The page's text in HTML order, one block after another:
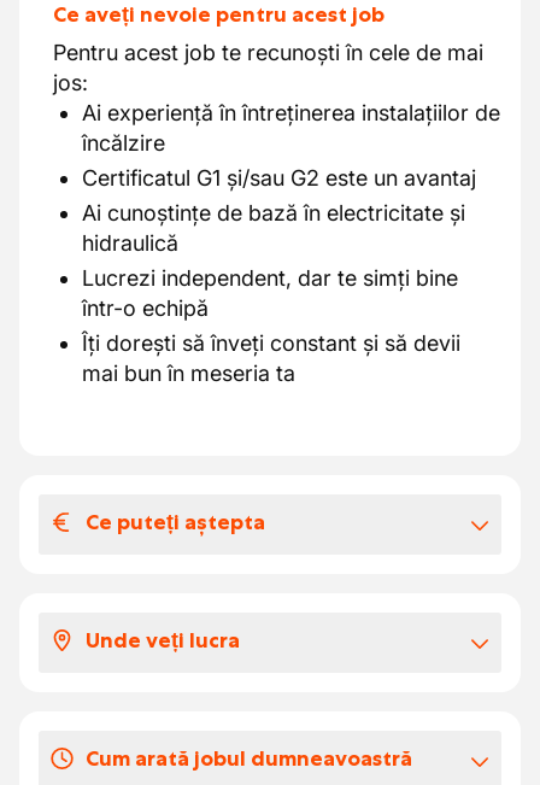
Ce aveți nevoie pentru acest job
Pentru acest job te recunoști în cele de mai
jos:
Ai experiență în întreținerea instalațiilor de
încălzire
Certificatul G1 și/sau G2 este un avantaj
Ai cunoștințe de bază în electricitate și
hidraulică
Lucrezi independent, dar te simți bine
într-o echipă
Îți dorești să înveți constant și să devii
mai bun în meseria ta
Ce puteți aștepta
Salariul tău va fi stabilit conform comitetului
paritar al sectorului de construcții.
tichete de masă de €6
Unde veți lucra
sigure și funcționează bine.
Cum arată jobul dumneavoastră